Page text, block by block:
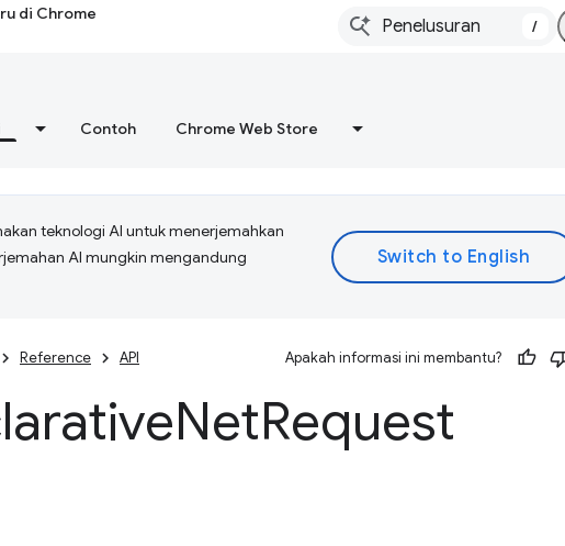
di Chrome
/
Contoh Chrome Web Store
teknologi AI untuk menerjemahkan
AI mungkin mengandung
Reference API Apakah informasi ini membantu?
NetRequest